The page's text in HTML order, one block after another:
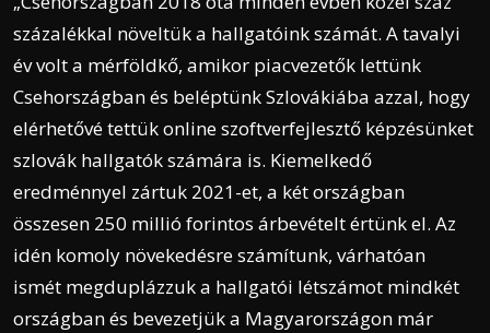
százalékkal növeltük a hallgatóink számát. A tavalyi
év volt a mérföldkő, amikor piacvezetők lettünk
Csehországban és beléptünk Szlovákiába azzal, hogy
elérhetővé tettük online szoftverfejlesztő képzésünket
szlovák hallgatók számára is. Kiemelkedő
eredménnyel zártuk 2021-et, a két országban
összesen 250 millió forintos árbevételt értünk el. Az
idén komoly növekedésre számítunk, várhatóan
ismét megduplázzuk a hallgatói létszámot mindkét
országban és bevezetjük a Magyarországon már